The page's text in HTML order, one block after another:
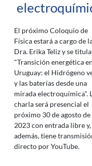
El próximo Coloquio de
Física estará a cargo de
Dra. Erika Teliz y se titula
"Transición energética en
Uruguay: el Hidrógeno
y las baterías desde una
mirada electroquímica".
charla será presencial el
próximo 30 de agosto de
2023 con entrada libre y,
además, tiene
directo por YouTube.